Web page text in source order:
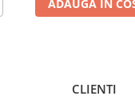
ADAUGA IN
CLIENTI